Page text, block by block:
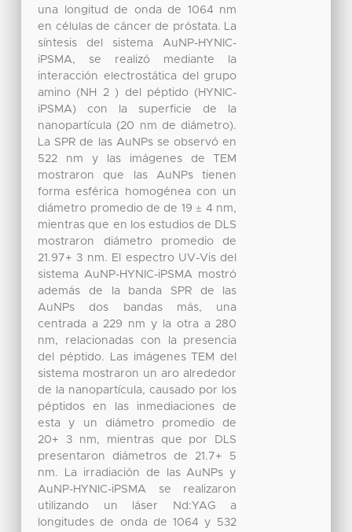
una longitud de onda de 1064 nm
en células de cáncer de próstata. La
síntesis del sistema AuNP-HYNIC-
iPSMA, se realizó mediante la
interacción electrostática del grupo
amino (NH 2 ) del péptido (HYNIC-
iPSMA) con la superficie de la
nanopartícula (20 nm de diámetro).
La SPR de las AuNPs se observó en
522 nm y las imágenes de TEM
mostraron que las AuNPs tienen
forma esférica homogénea con un
diámetro promedio de de 19 ± 4 nm,
mientras que en los estudios de DLS
mostraron diámetro promedio de
21.97+ 3 nm. El espectro UV-Vis del
sistema AuNP-HYNIC-iPSMA mostró
además de la banda SPR de las
AuNPs dos bandas más, una
centrada a 229 nm y la otra a 280
nm, relacionadas con la presencia
del péptido. Las imágenes TEM del
sistema mostraron un aro alrededor
de la nanopartícula, causado por los
péptidos en las inmediaciones de
esta y un diámetro promedio de
20+ 3 nm, mientras que por DLS
presentaron diámetros de 21.7+ 5
nm. La irradiación de las AuNPs y
AuNP-HYNIC-iPSMA se realizaron
utilizando un láser Nd:YAG a
longitudes de onda de 1064 y 532